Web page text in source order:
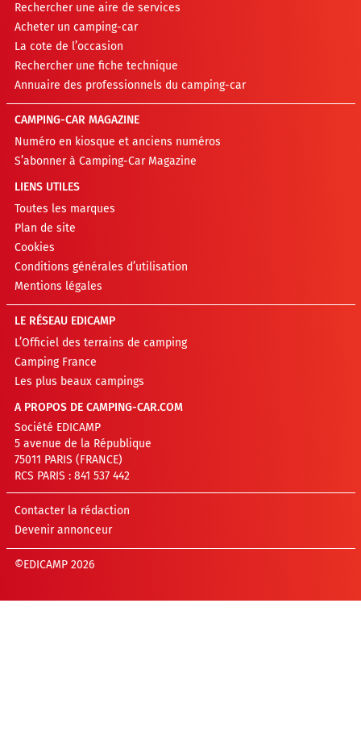
Rechercher une aire de services
Acheter un camping-car
La cote de l’occasion
Rechercher une fiche technique
Annuaire des professionnels du camping-car
CAMPING-CAR MAGAZINE
Numéro en kiosque et anciens numéros
S’abonner à Camping-Car Magazine
LIENS UTILES
Toutes les marques
Plan de site
Cookies
Conditions générales d’utilisation
Mentions légales
LE RÉSEAU EDICAMP
L’Officiel des terrains de camping
Camping France
Les plus beaux campings
A PROPOS DE CAMPING-CAR.COM
Société EDICAMP
5 avenue de la République
75011 PARIS (FRANCE)
RCS PARIS : 841 537 442
Contacter la rédaction
Devenir annonceur
©EDICAMP 2026